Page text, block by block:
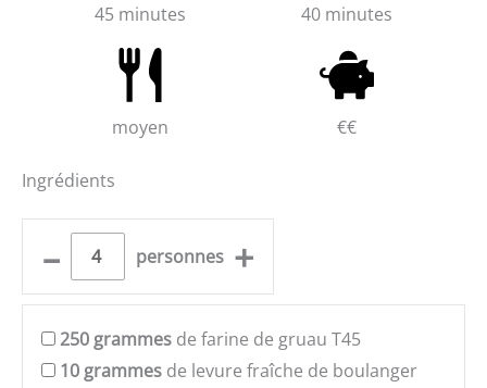
45 minutes 40 minutes
moyen €€
Ingrédients
– personnes +
250 grammes de farine de gruau T45
10 grammes de levure fraîche de boulanger